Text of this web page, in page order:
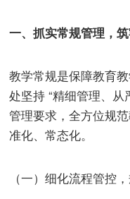
一、抓实常规管理，
教学常规是保障教育
处坚持 “精细管理、
管理要求，全方位规
准化、常态化。
（一）细化流程管控